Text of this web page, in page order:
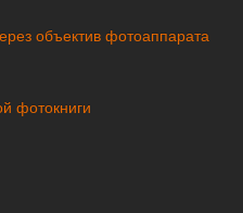
объектив фотоаппарата
фотокниги